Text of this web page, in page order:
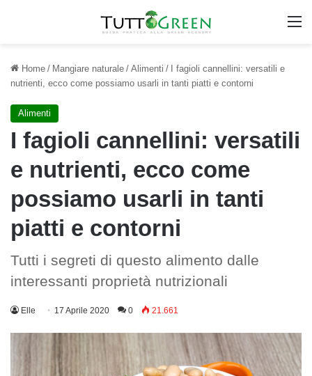
Home / Mangiare naturale / Alimenti / I fagioli cannellini: versatili e
nutrienti, ecco come possiamo usarli in tanti piatti e contorni
Alimenti
I fagioli cannellini: versatili
e nutrienti, ecco come
possiamo usarli in tanti
piatti e contorni
Tutti i segreti di questo alimento dalle
interessanti proprietà nutrizionali
Elle 17 Aprile 2020 0 21.661